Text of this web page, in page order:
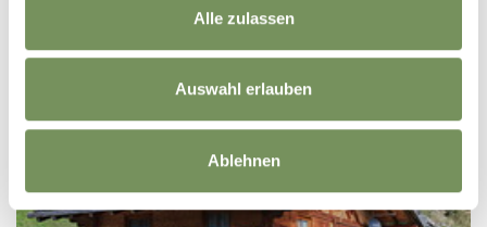
Alle zulassen
Auswahl erlauben
Ablehnen